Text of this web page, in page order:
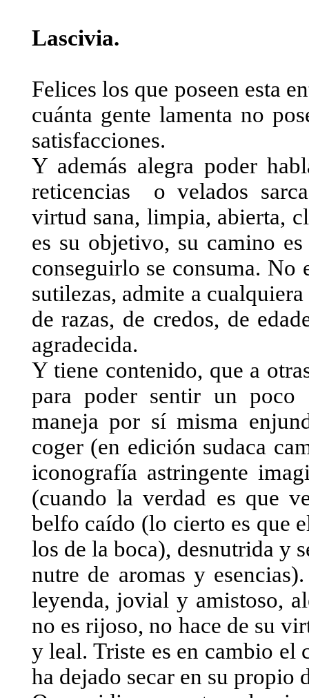
Lascivia.
Felices los que poseen esta
cuánta gente lamenta no
satisfacciones.
Y además alegra poder
reticencias
o velados
virtud sana, limpia, abierta,
es su objetivo, su camino
conseguirlo se consuma. No
sutilezas, admite a
de razas, de credos, de
agradecida.
Y tiene contenido, que a
para poder sentir un
maneja por sí misma
coger (en edición sudaca
iconografía astringente
(cuando la verdad es que
belfo caído (lo cierto es que
los de la boca), desnutrida y
nutre de aromas y
leyenda, jovial y amistoso,
no es rijoso, no hace de su
y leal. Triste es en cambio el
ha dejado secar en su propio